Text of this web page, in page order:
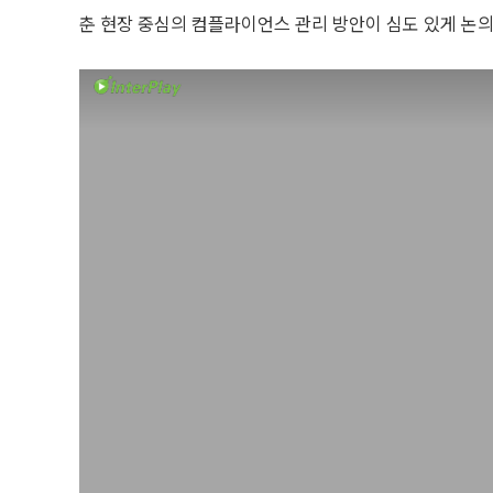
춘 현장 중심의 컴플라이언스 관리 방안이 심도 있게 논